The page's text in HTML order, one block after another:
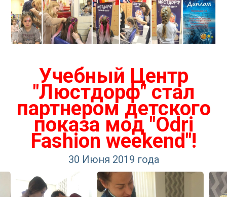
Учебный Центр
"Люстдорф" стал
партнером детского
показа мод "Odri
Fashion weekend"!
30 Июня 2019 года